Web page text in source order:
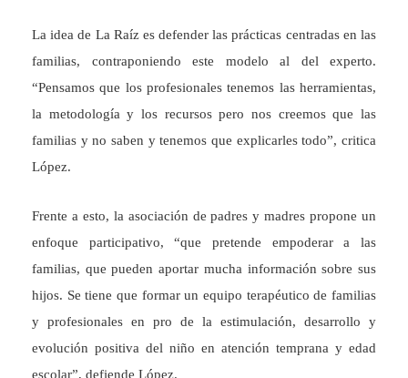
La idea de La Raíz es defender las prácticas centradas en las
familias, contraponiendo este modelo al del experto.
“Pensamos que los profesionales tenemos las herramientas,
la metodología y los recursos pero nos creemos que las
familias y no saben y tenemos que explicarles todo”, critica
López.
Frente a esto, la asociación de padres y madres propone un
enfoque participativo, “que pretende empoderar a las
familias, que pueden aportar mucha información sobre sus
hijos. Se tiene que formar un equipo terapéutico de familias
y profesionales en pro de la estimulación, desarrollo y
evolución positiva del niño en atención temprana y edad
escolar”, defiende López.